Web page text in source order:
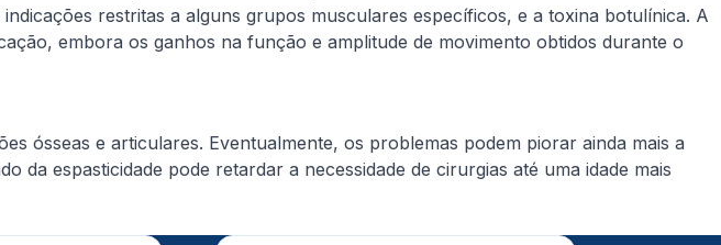
restritas a alguns grupos musculares específicos, e a toxina botulínica. A
embora os ganhos na função e amplitude de movimento obtidos durante o
ósseas e articulares. Eventualmente, os problemas podem piorar ainda mais a
da espasticidade pode retardar a necessidade de cirurgias até uma idade mais